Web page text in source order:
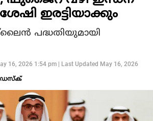
ഇരട്ടിയാക്കും
പദ്ധതിയുമായി
16, 2026 1:54 pm| Last Updated May 16, 2026